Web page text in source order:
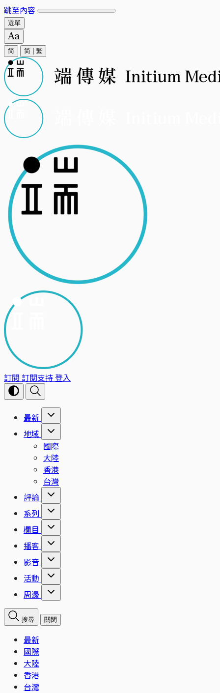
跳至內容
選單
简 简 繁
訂閱 訂閱支持登入
最新
地域
國際
大陸
香港
台灣
評論
系列
欄目
播客
影音
活動
周邊
搜尋 關閉
最新
國際
大陸
香港
台灣